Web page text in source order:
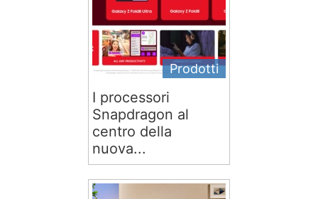
Prodotti
I processori
Snapdragon al
centro della
nuova...